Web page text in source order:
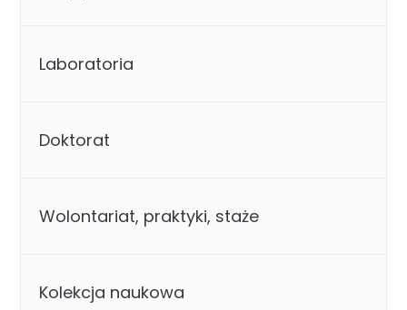
Laboratoria
Doktorat
Wolontariat, praktyki, staże
Kolekcja naukowa